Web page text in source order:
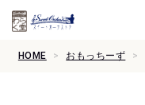
HOME おもっちーず